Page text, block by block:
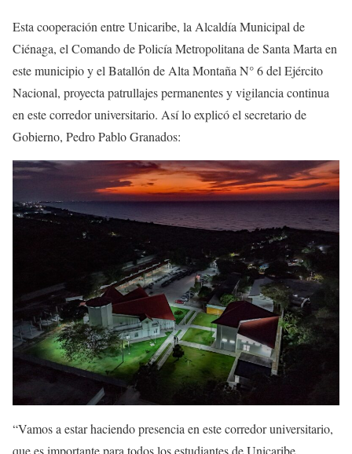
Esta cooperación entre Unicaribe, la Alcaldía Municipal de
Ciénaga, el Comando de Policía Metropolitana de Santa Marta en
este municipio y el Batallón de Alta Montaña N° 6 del Ejército
Nacional, proyecta patrullajes permanentes y vigilancia continua
en este corredor universitario. Así lo explicó el secretario de
Gobierno, Pedro Pablo Granados:
“Vamos a estar haciendo presencia en este corredor universitario,